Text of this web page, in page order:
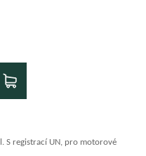
S registrací UN, pro motorové